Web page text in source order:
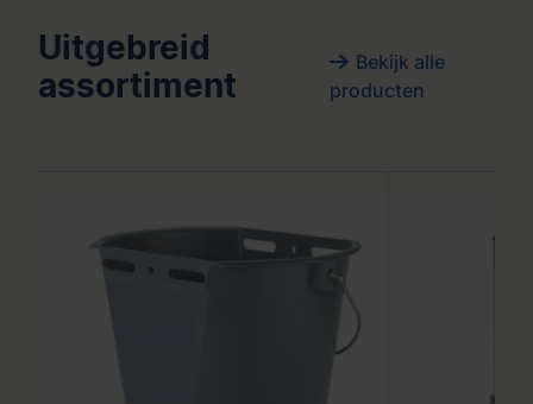
Uitgebreid
assortiment
Bekijk alle
producten